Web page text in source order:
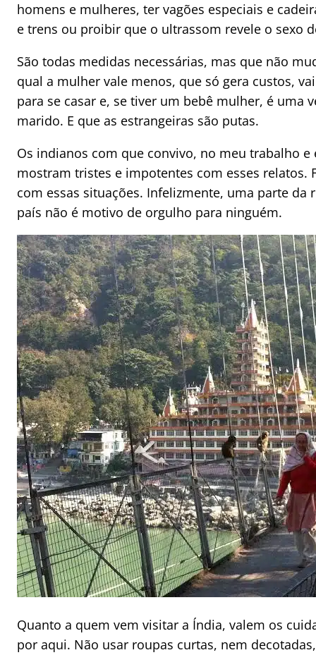
homens e mulheres, ter vagões especiais e
e trens ou proibir que o ultrassom revele o sexo
São todas medidas necessárias, mas que não
qual a mulher vale menos, que só gera custos,
para se casar e, se tiver um bebê mulher, é uma
marido. E que as estrangeiras são putas.
Os indianos com que convivo, no meu trabalho e
mostram tristes e impotentes com esses relatos.
com essas situações. Infelizmente, uma parte da
país não é motivo de orgulho para ninguém.
Quanto a quem vem visitar a Índia, valem os
por aqui. Não usar roupas curtas, nem